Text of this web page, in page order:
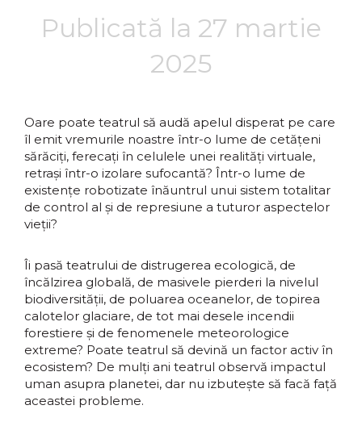
Publicată la 27 martie
2025
Oare poate teatrul să audă apelul disperat pe care
îl emit vremurile noastre într-o lume de cetăţeni
sărăciţi, ferecaţi în celulele unei realităţi virtuale,
retraşi într-o izolare sufocantă? Într-o lume de
existenţe robotizate înăuntrul unui sistem totalitar
de control al şi de represiune a tuturor aspectelor
vieţii?
Îi pasă teatrului de distrugerea ecologică, de
încălzirea globală, de masivele pierderi la nivelul
biodiversităţii, de poluarea oceanelor, de topirea
calotelor glaciare, de tot mai desele incendii
forestiere şi de fenomenele meteorologice
extreme? Poate teatrul să devină un factor activ în
ecosistem? De mulţi ani teatrul observă impactul
uman asupra planetei, dar nu izbuteşte să facă faţă
aceastei probleme.